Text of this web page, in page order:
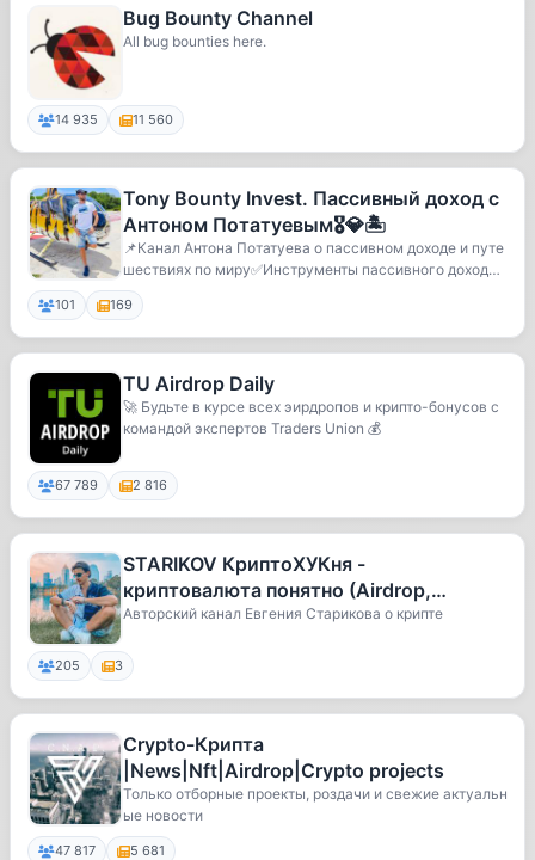
Bug Bounty Channel
All bug bounties here.
14 935 11 560
Tony Bounty Invest. Пассивный доход с
Антоном Потатуевым🎖💎🏝
📌Канал Антона Потатуева о пассивном доходе и путе
шествиях по миру✅️Инструменты пассивного дохода
...
101 169
TU Airdrop Daily
🚀 Будьте в курсе всех эирдропов и крипто-бонусов с
командой экспертов Traders Union 💰
67 789 2 816
STARIKOV КриптоХУКня -
криптовалюта понятно (Airdrop,
арбитраж, ретродропы)
Авторский канал Евгения Старикова о крипте
205 3
Crypto-Крипта
|News|Nft|Airdrop|Crypto projects️
Только отборные проекты, роздачи и свежие актуальн
ые новости
47 817 5 681